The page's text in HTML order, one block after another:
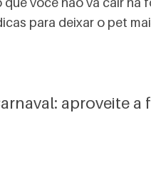
para deixar o pet
aproveite a